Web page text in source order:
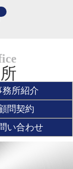
務所紹介
問契約
い合わせ